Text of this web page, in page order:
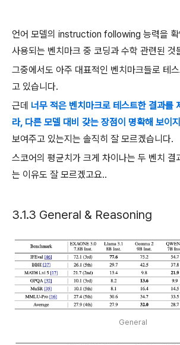
언어 모델의 instruction following 능력을 확
사용되는 벤치마크 중 코딩과 수학 관련된 것
그중에서도 아주 대표적인 벤치마크들로 테
고 있습니다.
근데 너무 적은 벤치마크로 테스트한 결과를
라, 다른 모델 대비 갖는 장점이 명확해 보이
보여주고 있는지는 솔직히 잘 모르겠습니다.
스코어의 평균치가 크게 차이나는 두 벤치 결
는 이유도 잘 모르겠고요..
3.1.3 General & Reasoning
General